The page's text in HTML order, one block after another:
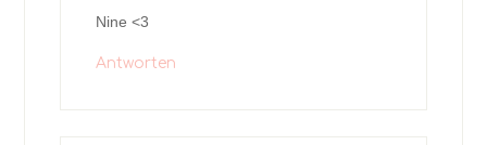
Nine <3
Antworten